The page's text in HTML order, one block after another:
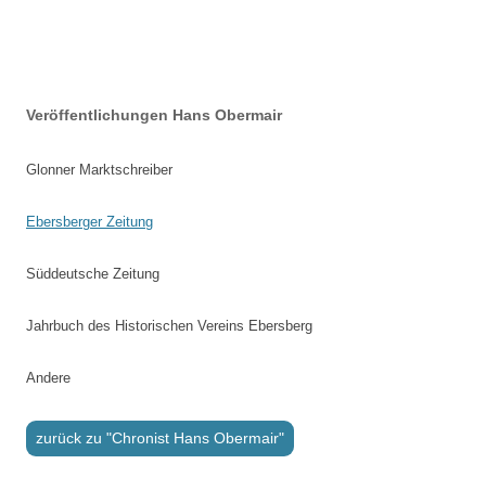
Navigation
Veröffentlichungen Hans Obermair
Glonner Marktschreiber
Ebersberger Zeitung
Süddeutsche Zeitung
Jahrbuch des Historischen Vereins Ebersberg
Andere
zurück zu "Chronist Hans Obermair"